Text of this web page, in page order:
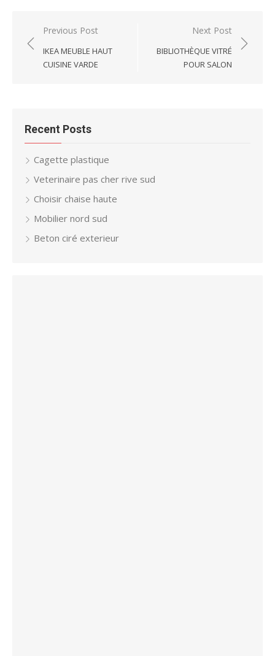
Post
navigation
Previous Post
IKEA MEUBLE HAUT
CUISINE VARDE
Next Post
BIBLIOTHÈQUE VITRÉ
POUR SALON
Recent Posts
Cagette plastique
Veterinaire pas cher rive sud
Choisir chaise haute
Mobilier nord sud
Beton ciré exterieur